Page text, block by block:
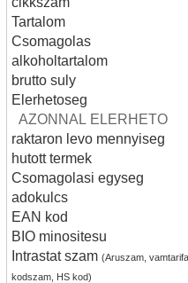
Tartalom
Csomagolas
alkoholtartalom
brutto suly
Elerhetoseg
AZONNAL ELERHETO
raktaron levo mennyiseg
hutott termek
Csomagolasi egyseg
adokulcs
EAN kod
BIO minositesu
Intrastat szam (Aruszam,
kodszam, HS kod)